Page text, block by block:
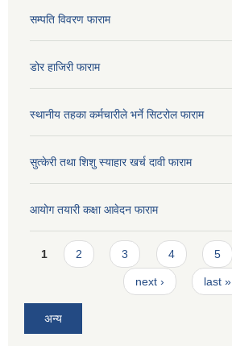
सम्पति विवरण फाराम
डोर हाजिरी फाराम
स्थानीय तहका कर्मचारीले भर्ने सिटरोल फाराम
सुत्केरी तथा शिशु स्याहार खर्च दावी फाराम
आयोग तयारी कक्षा आवेदन फाराम
Pages
1 2 3 4 5
next › last »
अन्य